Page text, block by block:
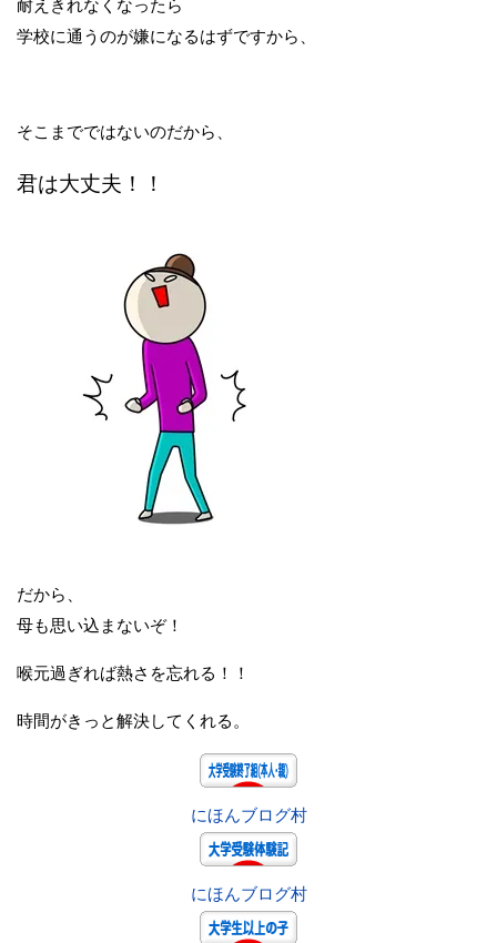
耐えきれなくなったら
学校に通うのが嫌になるはずですから、
そこまでではないのだから、
君は大丈夫！！
だから、
母も思い込まないぞ！
喉元過ぎれば熱さを忘れる！！
時間がきっと解決してくれる。
にほんブログ村
にほんブログ村